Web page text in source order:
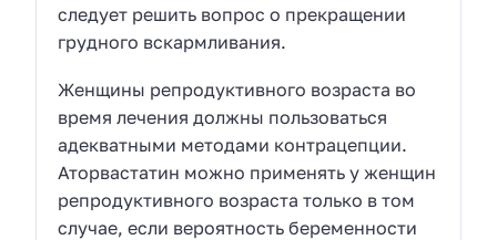
следует решить вопрос о прекращении
грудного вскармливания.
Женщины репродуктивного возраста во
время лечения должны пользоваться
адекватными методами контрацепции.
Аторвастатин можно применять у женщин
репродуктивного возраста только в том
случае, если вероятность беременности